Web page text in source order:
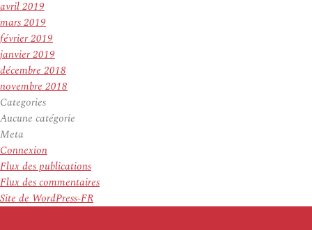
avril 2019
mars 2019
février 2019
janvier 2019
décembre 2018
novembre 2018
Categories
Aucune catégorie
Meta
Connexion
Flux des publications
Flux des commentaires
Site de WordPress-FR